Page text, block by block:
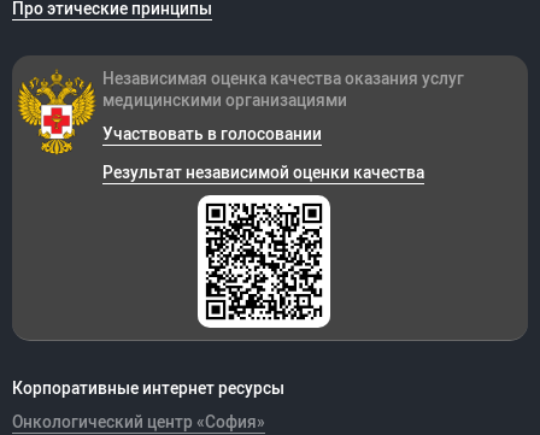
Про этические принципы
Корпоративные интернет ресурсы
Онкологический центр «София»
Независимая оценка качества оказания услуг
медицинскими организациями
Участвовать в голосовании
Результат независимой оценки качества